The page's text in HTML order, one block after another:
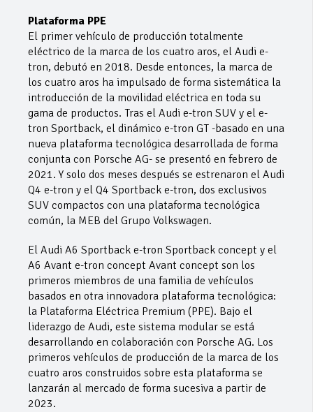
Plataforma PPE
El primer vehículo de producción totalmente
eléctrico de la marca de los cuatro aros, el Audi e-
tron, debutó en 2018. Desde entonces, la marca de
los cuatro aros ha impulsado de forma sistemática la
introducción de la movilidad eléctrica en toda su
gama de productos. Tras el Audi e-tron SUV y el e-
tron Sportback, el dinámico e-tron GT -basado en una
nueva plataforma tecnológica desarrollada de forma
conjunta con Porsche AG- se presentó en febrero de
2021. Y solo dos meses después se estrenaron el Audi
Q4 e-tron y el Q4 Sportback e-tron, dos exclusivos
SUV compactos con una plataforma tecnológica
común, la MEB del Grupo Volkswagen.
El Audi A6 Sportback e-tron Sportback concept y el
A6 Avant e-tron concept Avant concept son los
primeros miembros de una familia de vehículos
basados en otra innovadora plataforma tecnológica:
la Plataforma Eléctrica Premium (PPE). Bajo el
liderazgo de Audi, este sistema modular se está
desarrollando en colaboración con Porsche AG. Los
primeros vehículos de producción de la marca de los
cuatro aros construidos sobre esta plataforma se
lanzarán al mercado de forma sucesiva a partir de
2023.